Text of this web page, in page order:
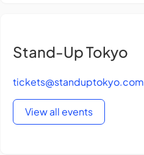
Stand-Up Tokyo
tickets@standuptokyo.com
View all events